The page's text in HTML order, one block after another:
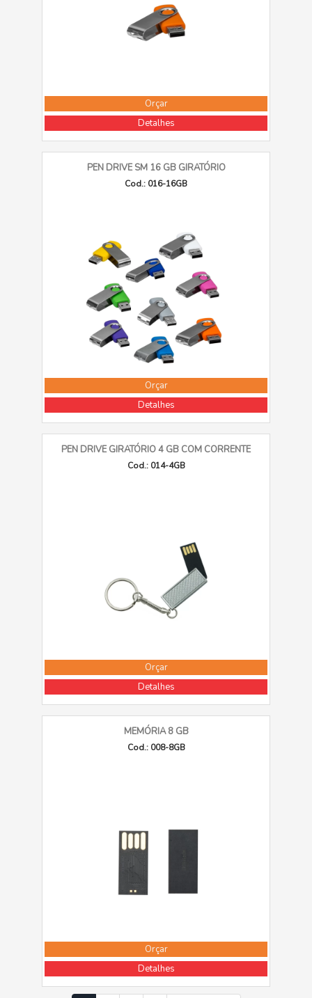
Orçar
Detalhes
PEN DRIVE SM 16 GB GIRATÓRIO
Cod.: 016-16GB
Orçar
Detalhes
PEN DRIVE GIRATÓRIO 4 GB COM CORRENTE
Cod.: 014-4GB
Orçar
Detalhes
MEMÓRIA 8 GB
Cod.: 008-8GB
Orçar
Detalhes